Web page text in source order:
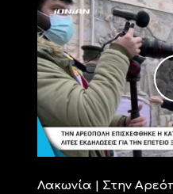
Λακωνία | Στην